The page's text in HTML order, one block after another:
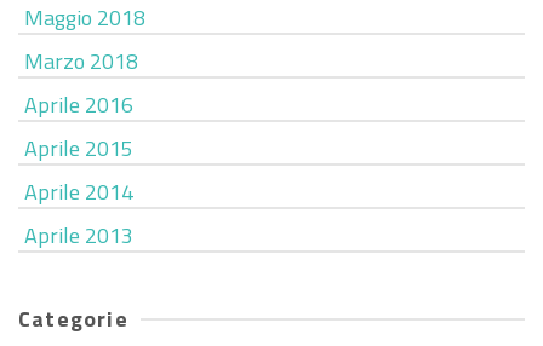
Maggio 2018
Marzo 2018
Aprile 2016
Aprile 2015
Aprile 2014
Aprile 2013
Categorie